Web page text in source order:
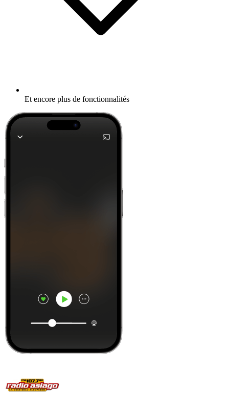
Et encore plus de fonctionnalités